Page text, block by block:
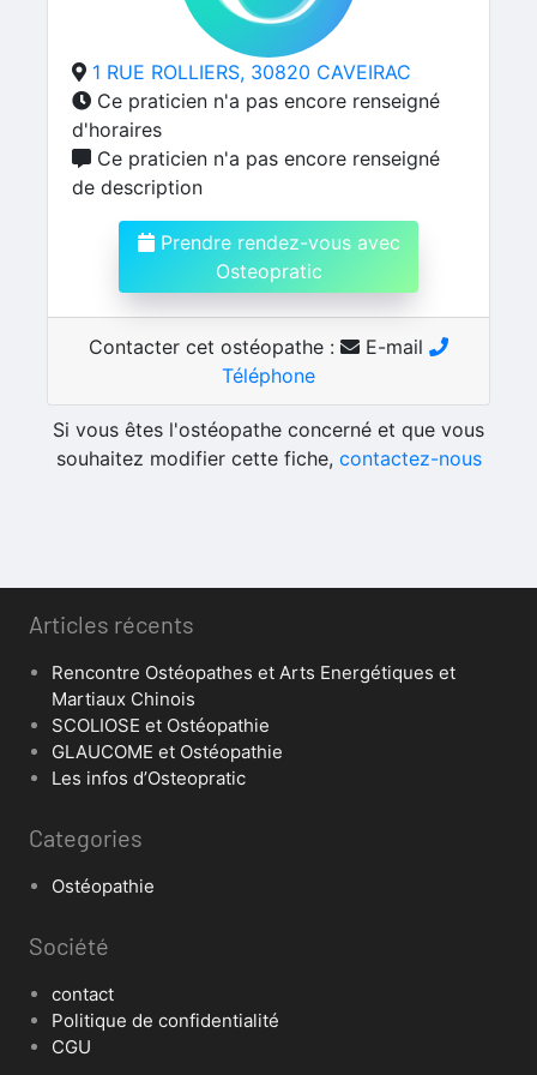
1 RUE ROLLIERS, 30820 CAVEIRAC
Ce praticien n'a pas encore renseigné
d'horaires
Ce praticien n'a pas encore renseigné
de description
Prendre rendez-vous avec
Osteopratic
Contacter cet ostéopathe :
E-mail
Téléphone
Si vous êtes l'ostéopathe concerné et que vous
souhaitez modifier cette fiche, contactez-nous
Articles récents
Rencontre Ostéopathes et Arts Energétiques et
Martiaux Chinois
SCOLIOSE et Ostéopathie
GLAUCOME et Ostéopathie
Les infos d’Osteopratic
Categories
Ostéopathie
Société
contact
Politique de confidentialité
CGU